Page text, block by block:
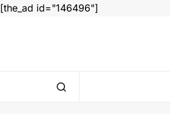
[the_ad id="146496"]